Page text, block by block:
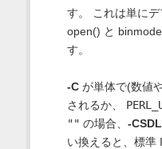
す。 これは単に
open() と
す。
-Cが単体で(数値
されるか、
"" の場合、 -CSDL
い換えると、標準